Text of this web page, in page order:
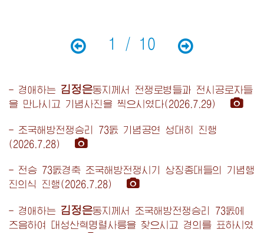
1 / 10
- 경애하는 김정은동지 께서 전쟁로병들과 전시공로자들
을 만나시고 기념사진을 찍으시였다(2026.7.29)
- 조국해방전쟁승리 73돐 기념공연 성대히 진행
(2026.7.28)
- 전승 73돐경축 조국해방전쟁시기 상징종대들의 기념행
진의식 진행(2026.7.28)
- 경애하는 김정은동지 께서 조국해방전쟁승리 73돐에
즈음하여 대성산혁명렬사릉을 찾으시고 경의를 표하시였